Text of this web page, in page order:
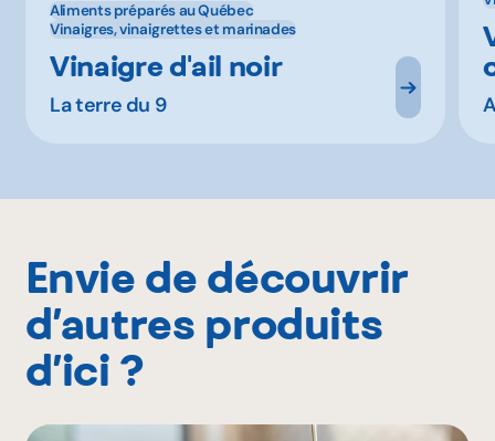
Aliments préparés au Québec
Vinaigres, vinaigrettes et marinades
Vinaigre d'ail noir
La terre du 9
Envie de découvrir
d’autres produits
d’ici ?